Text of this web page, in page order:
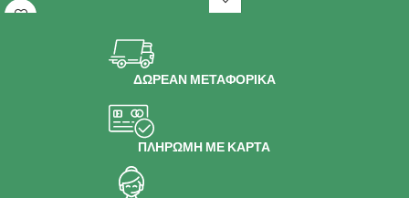
ΔΩΡΕΑΝ ΜΕΤΑΦΟΡΙΚΑ
ΠΛΗΡΩΜΗ ΜΕ ΚΑΡΤΑ